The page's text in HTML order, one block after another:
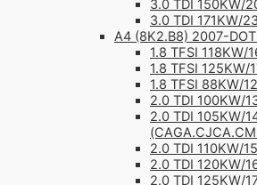
3.0 TDI 150KW/
3.0 TDI 171KW/
A4 (8K2.B8) 2007-
1.8 TFSI 118KW/
1.8 TFSI 125KW/
1.8 TFSI 88KW/
2.0 TDI 100KW/
2.0 TDI 105KW/
2.0 TDI 110KW/
2.0 TDI 120KW/
2.0 TDI 125KW/